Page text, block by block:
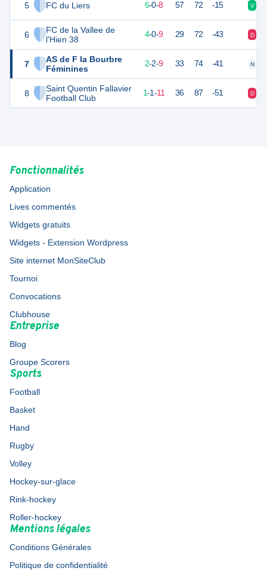
5 FC du Liers
6
FC de la Vallee de
l'Hien 38
7
AS de F la Bourbre
Féminines
8
Saint Quentin Fallavier
Football Club
6-0-8 57 72 -15 V
11 4-0-9 29 72 -43 D
7 2-2-9 33 74 -41 N
3 14 1-1-11 36 87 -51 D
Fonctionnalités
Application
Lives commentés
Widgets gratuits
Widgets - Extension Wordpress
Site internet MonSiteClub
Tournoi
Convocations
Clubhouse
Entreprise
Blog
Groupe Scorers
Sports
Football
Basket
Hand
Rugby
Volley
Hockey-sur-glace
Rink-hockey
Roller-hockey
Mentions légales
Conditions Générales
Politique de confidentialité